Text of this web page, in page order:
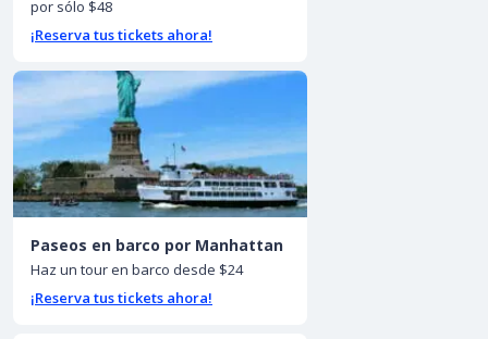
por sólo $48
¡Reserva tus tickets ahora!
Paseos en barco por Manhattan
Haz un tour en barco desde $24
¡Reserva tus tickets ahora!